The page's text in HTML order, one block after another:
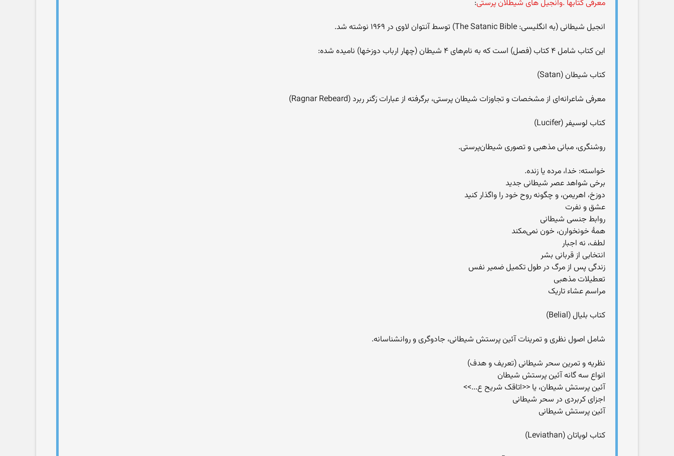
معرفی کتابها .وانجیل های شیطلان پرستی:
انجیل شیطانی (به انگلیسی: The Satanic Bible) توسط آنتوان لاوی در ۱۹۶۹ نوشته شد.
این کتاب شامل ۴ کتاب (فصل) است که به نام‌های ۴ شیطان (چهار ارباب دوزخها) نامیده شده:
کتاب شیطان (Satan)
معرفی شاعرانه‌ای از مشخصات و تجاوزات شیطان پرستی، برگرفته از عبارات رَگنر ربرد (Ragnar Rebeard)
کتاب لوسیفر (Lucifer)
روشنگری، مبانی مذهبی و تصوری شیطان‌پرستی.
خواسته: خدا، مرده یا زنده.
برخی شواهد عصر شیطانی جدید
دوزخ، اهریمن، و چگونه روح خود را واگذار کنید
عشق و نفرت
روابط جنسی شیطانی
همهٔ خونخوارن، خون نمی‌مکند
لطف، نه اجبار
انتخابی از قربانی بشر
زندگی پس از مرگ در طول تکمیل ضمیر نفس
تعطیلات مذهبی
مراسم عشاء تاریک
کتاب بلیال (Belial)
شامل اصول نظری و تمرینات آئین پرستش شیطانی، جادوگری و روانشناسانه.
نظریه و تمرین سحر شیطانی (تعریف و هدف)
انواع سه گانه آئین پرستش شیطان
آئین پرستش شیطان، یا <<اتاقک شریح ع...>>
اجزای کربردی در سحر شیطانی
آئین پرستش شیطانی
کتاب لویاتان (Leviathan)